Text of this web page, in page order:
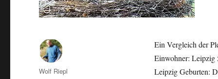
Ein Vergleich der
Einwohner: Leipzig
Leipzig Geburten:
Autor
Wolf Riepl